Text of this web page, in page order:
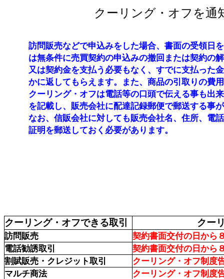
クーリング・オフを通
訪問販売などで申込みをした場合、書面の受領日
は無条件に売買契約の申込みの撤回または契約の
又は契約金を支払う必要もなく、すでに支払った
かに返してもらえます。また、商品の引取りの費
クーリング・オフは電話等の口頭で伝える事も出
を記載し、販売会社に配達記録郵便で郵送する事
なお、信販会社に対しても販売会社名、住所、電
証明を郵送しておく必要があります。
クーリング・オフできる取引 クー
訪問販売 契約書面交付の 日 から
電話勧誘取引 契約書面交付の 日 から
割賦販売 ・クレジット取引 クーリング・オフ制度
マルチ商法 クーリング・オフ制度